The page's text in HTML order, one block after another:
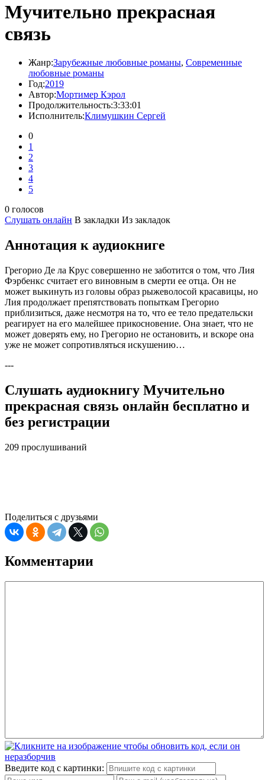
Мучительно прекрасная
связь
Жанр:Зарубежные любовные романы, Современные
любовные романы
Год:2019
Автор:Мортимер Кэрол
Продолжительность:3:33:01
Исполнитель:Климушкин Сергей
0
1
2
3
4
5
0 голосов
Слушать онлайн В закладки Из закладок
Аннотация к аудиокниге
Грегорио Де ла Крус совершенно не заботится о том, что Лия
Фэрбенкс считает его виновным в смерти ее отца. Он не
может выкинуть из головы образ рыжеволосой красавицы, но
Лия продолжает препятствовать попыткам Грегорио
приблизиться, даже несмотря на то, что ее тело предательски
реагирует на его малейшее прикосновение. Она знает, что не
может доверять ему, но Грегорио не остановить, и вскоре она
уже не может сопротивляться искушению…
---
Слушать аудиокнигу Мучительно
прекрасная связь онлайн бесплатно и
без регистрации
209 прослушиваний
Поделиться с друзьями
Комментарии
Введите код с картинки: